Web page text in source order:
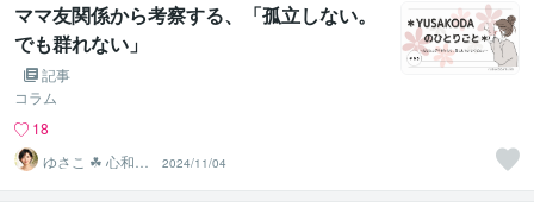
ママ友関係から考察する、「孤立しない。
でも群れない」
記事
コラム
18
ゆさこ ☘ 心和ら
ぐ拠り所
2024/11/04